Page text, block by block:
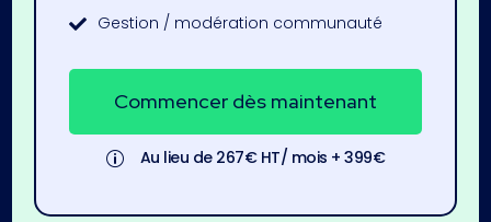
 Gestion / modération communauté
Commencer dès maintenant
p Au lieu de 267€ HT/ mois + 399€